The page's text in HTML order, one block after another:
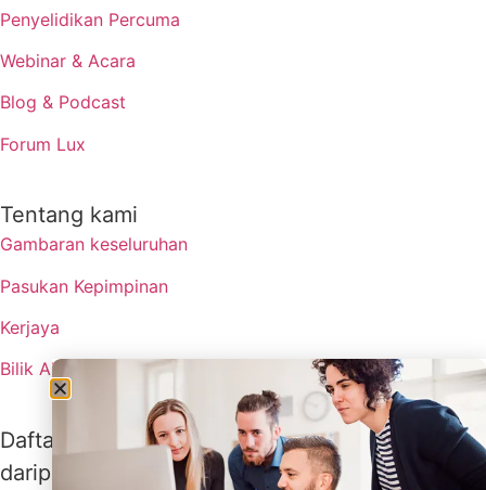
Penyelidikan Percuma
Webinar & Acara
Blog & Podcast
Forum Lux
Tentang kami
Gambaran keseluruhan
Pasukan Kepimpinan
Kerjaya
Bilik Akhbar
Daftar untuk menerima kemas kini terkini
daripada Lux